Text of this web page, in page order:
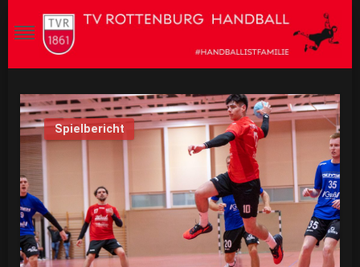
content
Homepage TV Rottenburg 1861
Handball
Handball ist Familie
Spielbericht